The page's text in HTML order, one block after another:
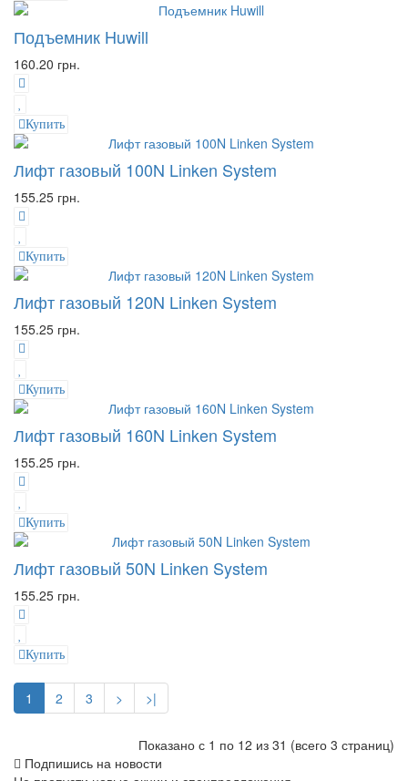
Подъемник Huwill
160.20 грн.
Купить
Лифт газовый 100N Linken System
155.25 грн.
Купить
Лифт газовый 120N Linken System
155.25 грн.
Купить
Лифт газовый 160N Linken System
155.25 грн.
Купить
Лифт газовый 50N Linken System
155.25 грн.
Купить
1 2 3 > >|
Показано с 1 по 12 из 31 (всего 3 страниц)
Подпишись на новости